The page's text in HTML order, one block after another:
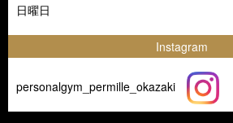
日曜日
Instagram
personalgym_permille_okazaki